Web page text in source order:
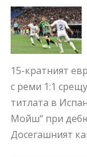
15-кратният
с реми 1:1
титлата в
Мойш“ при
Досегашният